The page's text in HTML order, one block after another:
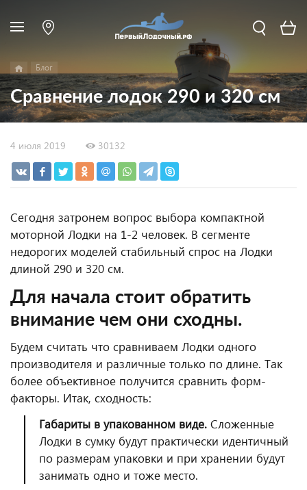
Блог
Сравнение лодок 290 и 320 см
4 июля 2019 30132
Сегодня затронем вопрос выбора компактной
моторной Лодки на 1-2 человек. В сегменте
недорогих моделей стабильный спрос на Лодки
длиной 290 и 320 см.
Для начала стоит обратить
внимание чем они сходны.
Будем считать что сравниваем Лодки одного
производителя и различные только по длине. Так
более объективное получится сравнить форм-
факторы. Итак, сходность:
Габариты в упакованном виде. Сложенные
Лодки в сумку будут практически идентичный
по размерам упаковки и при хранении будут
занимать одно и тоже место.